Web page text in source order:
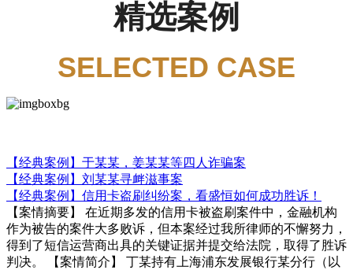
精选案例
SELECTED CASE
【经典案例】于某某，姜某某等四人诈骗案
【经典案例】刘某某寻衅滋事案
【经典案例】信用卡盗刷纠纷案，看盛恒如何成功胜诉！
【案情摘要】 在近期多发的信用卡被盗刷案件中，金融机构
作为被告的案件大多败诉，但本案经过我所律师的不懈努力，
得到了短信运营商出具的关键证据并提交给法院，取得了胜诉
判决。 【案情简介】 丁某持有上海浦东发展银行某分行（以